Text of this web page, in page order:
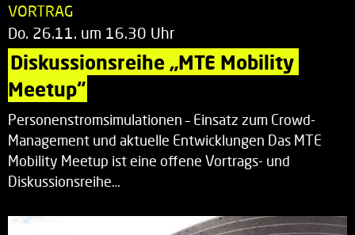
VORTRAG
Do. 26.11. um 16.30 Uhr
Diskussionsreihe „MTE Mobility
Meetup“
Personenstromsimulationen – Einsatz zum Crowd-
Management und aktuelle Entwicklungen Das MTE
Mobility Meetup ist eine offene Vortrags- und
Diskussionsreihe…